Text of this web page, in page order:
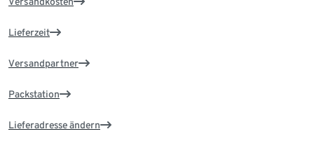
Lieferzeit
Versandpartner
Packstation
Lieferadresse ändern